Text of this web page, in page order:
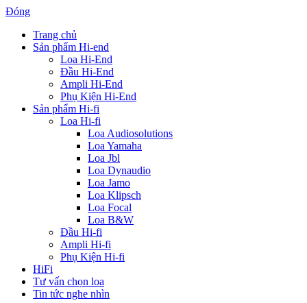
Đóng
Trang chủ
Sản phẩm Hi-end
Loa Hi-End
Đầu Hi-End
Ampli Hi-End
Phụ Kiện Hi-End
Sản phẩm Hi-fi
Loa Hi-fi
Loa Audiosolutions
Loa Yamaha
Loa Jbl
Loa Dynaudio
Loa Jamo
Loa Klipsch
Loa Focal
Loa B&W
Đầu Hi-fi
Ampli Hi-fi
Phụ Kiện Hi-fi
HiFi
Tư vấn chọn loa
Tin tức nghe nhìn